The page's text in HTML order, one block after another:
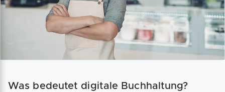
Was bedeutet digitale Buchhaltung?